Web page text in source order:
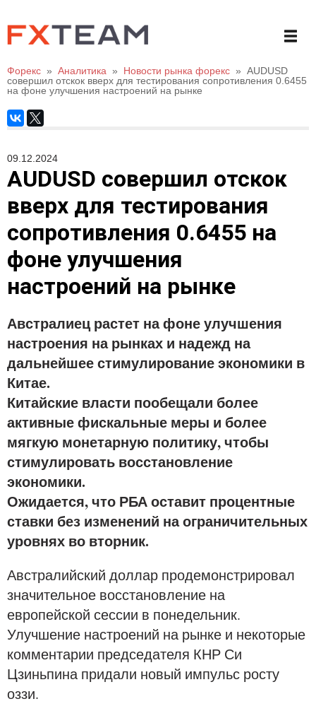
Форекс » Аналитика » Новости рынка форекс » AUDUSD
совершил отскок вверх для тестирования сопротивления 0.6455
на фоне улучшения настроений на рынке
09.12.2024
AUDUSD совершил отскок
вверх для тестирования
сопротивления 0.6455 на
фоне улучшения
настроений на рынке
Австралиец растет на фоне улучшения
настроения на рынках и надежд на
дальнейшее стимулирование экономики в
Китае.
Китайские власти пообещали более
активные фискальные меры и более
мягкую монетарную политику, чтобы
стимулировать восстановление
экономики.
Ожидается, что РБА оставит процентные
ставки без изменений на ограничительных
уровнях во вторник.
Австралийский доллар продемонстрировал
значительное восстановление на
европейской сессии в понедельник.
Улучшение настроений на рынке и некоторые
комментарии председателя КНР Си
Цзиньпина придали новый импульс росту
оззи.